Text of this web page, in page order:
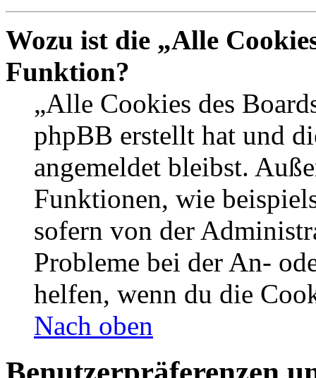
Wozu ist die „Alle
Funktion?
„Alle Cookies des
phpBB erstellt hat und
angemeldet bleibst.
Funktionen, wie
sofern von der
Probleme bei der An-
helfen, wenn du die
Nach oben